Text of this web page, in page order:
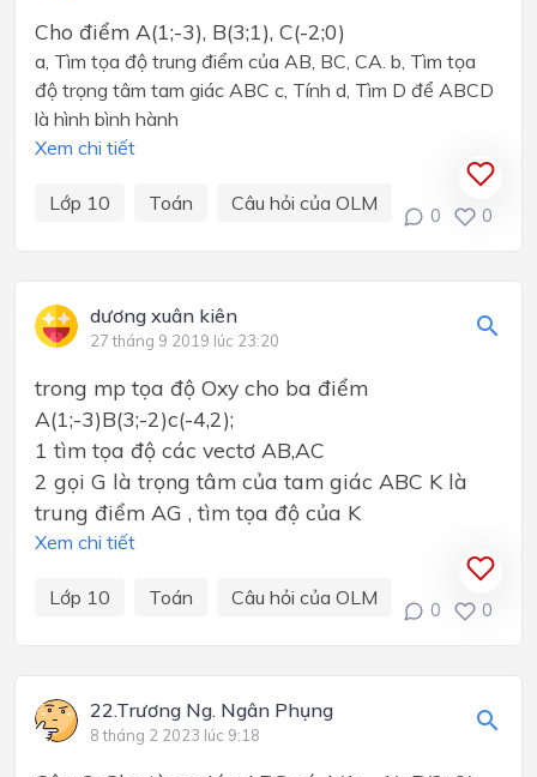
Cho điểm A(1;-3), B(3;1), C(-2;0)
a, Tìm tọa độ trung điểm của AB, BC, CA. b, Tìm tọa
độ trọng tâm tam giác ABC c, Tính d, Tìm D để ABCD
là hình bình hành
Xem chi tiết
Lớp 10 Toán Câu hỏi của OLM
0 0
dương xuân kiên
27 tháng 9 2019 lúc 23:20
trong mp tọa độ Oxy cho ba điểm
A(1;-3)B(3;-2)c(-4,2);
1 tìm tọa độ các vectơ AB,AC
2 gọi G là trọng tâm của tam giác ABC K là
trung điểm AG , tìm tọa độ của K
Xem chi tiết
Lớp 10 Toán Câu hỏi của OLM
0 0
22.Trương Ng. Ngân Phụng
8 tháng 2 2023 lúc 9:18